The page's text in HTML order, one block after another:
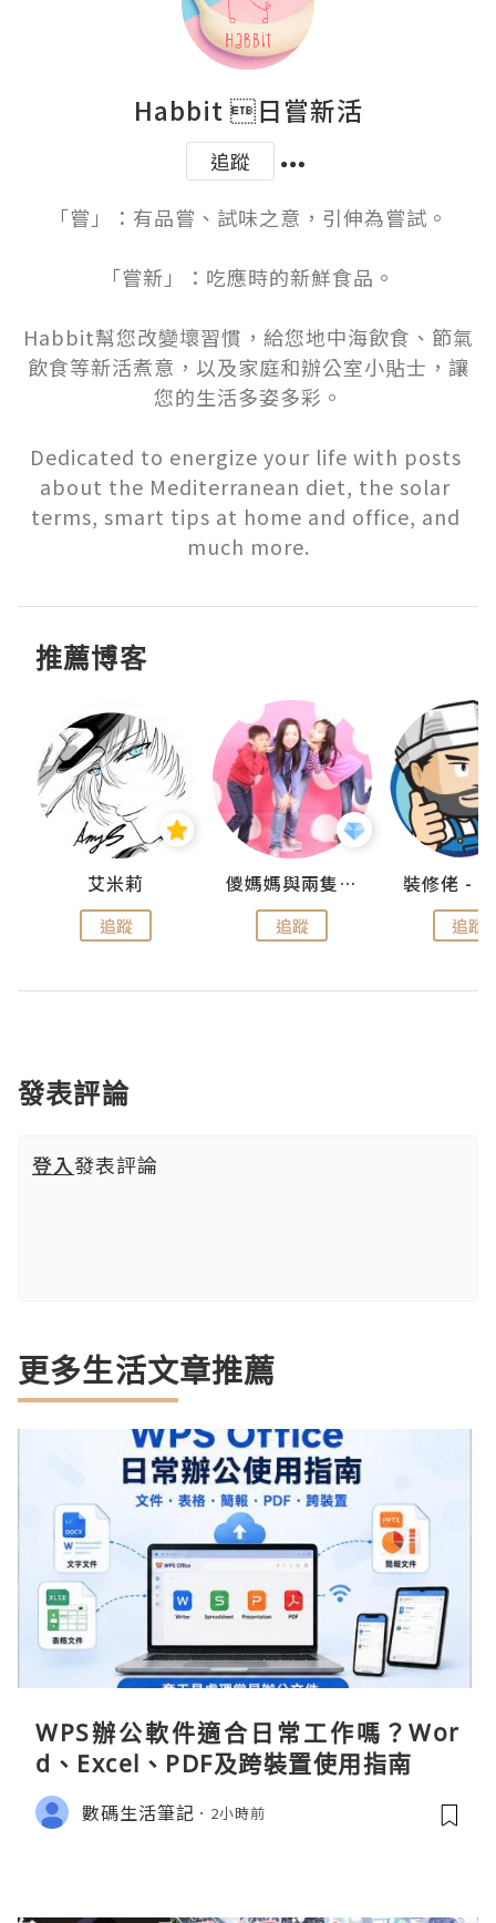
Habbit 日嘗新活
追蹤
「嘗」：有品嘗、試味之意，引伸為嘗試。
「嘗新」：吃應時的新鮮食品。
Habbit幫您改變壞習慣，給您地中海飲食、節氣
飲食等新活煮意，以及家庭和辦公室小貼士，讓
您的生活多姿多彩。
Dedicated to energize your life with posts
about the Mediterranean diet, the solar
terms, smart tips at home and office, and
much more.
推薦博客
艾米莉
追蹤
儍媽媽與兩隻小魔怪之家
追蹤 追蹤
發表評論
登入發表評論
更多生活文章推薦
WPS辦公軟件適合日常工作嗎？Wor
d、Excel、PDF及跨裝置使用指南
數碼生活筆記 2小時前